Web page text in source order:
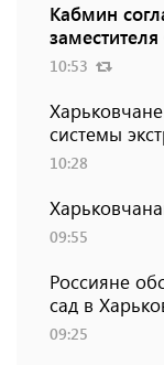
Кабмин
10:53
системы
10:28
09:55
Россияне
сад в
09:25